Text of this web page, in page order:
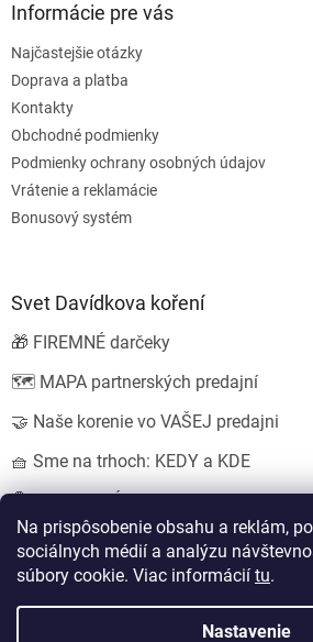
Na prispôsobenie obsahu a reklám,
sociálnych médií a analýzu
súbory cookie. Viac informácií tu.
Nastavenie
Informácie pre vás
Najčastejšie otázky
Doprava a platba
Kontakty
Obchodné podmienky
Podmienky ochrany osobných údajov
Vrátenie a reklamácie
Bonusový systém
Svet Davídkova koření
🎁 FIREMNÉ darčeky
🗺️ MAPA partnerských predajní
🤝 Naše korenie vo VAŠEJ predajni
🧺 Sme na trhoch: KEDY a KDE
EshopyUmíme.cz